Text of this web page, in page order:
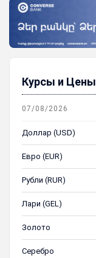
Курсы и Цены
07/08/2026
Доллар (USD)
Евро (EUR)
Рубли (RUR)
Лари (GEL)
Золото
Серебро